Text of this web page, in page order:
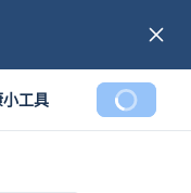
工具